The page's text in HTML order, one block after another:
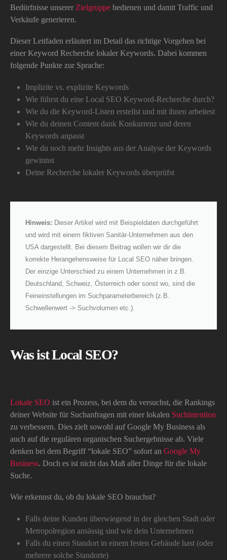
Bedürfnisse unserer Zielgruppe bedienen und damit Traffic und
Verkäufe generieren.
Dieser Leitfaden erläutert im Detail das richtige Vorgehen bei
einer Keyword Recherche lokaler Keywords. Dabei kommen
folgende Punkte zur Sprache:
Implizite vs. explizite Keywords
Wie führst du eine Local SEO Keyword-Recherche durch?
Wie du die Keyword-Listen erstellst und mit ihnen arbeitest
Wie du deinen Content dank Konkurrenz und deren
Keywords anpasst
Wie du noch mehr Insights aus der Analyse der Keywords
gewinnst
Deine Recherche lokaler Keywords überprüfst
Hinweis: Dieser Artikel wird mit Beispieldaten durchgeführt
und wird mit einem fiktiven Sanitär-Unternehmen aus den
USA dargestellt. Bei diesem Beitrag wollen wir dir die
korrekte Herangehensweise für Local SEO näher bringen.
Der einzige Unterschied zu einem Unternehmen in z.B.
Deutschland, Schweiz, Österreich oder sonst wo, sind die
Feineinstellungen im Suchparameterbereich (z.B.
Schwellenwert -> Suchvolumen etc.).
Was ist Local SEO?
Lokale SEO ist ein Prozess, bei dem du versuchst, die Rankings
deiner Website für Suchanfragen mit einer lokalen Suchintention
zu verbessern. Dies zielt sowohl auf Google My Business als
auch auf die regulären organischen Suchergebnisse ab. Viele
denken bei dem Begriff “lokale SEO” sofort an Google My
Business. Doch es ist nicht das Maß aller Dinge für die lokale
Suche.
Wie erkennst du, ob du lokale SEO brauchst?
Falls deine Kunden überwiegend in der gleichen Stadt oder
Metropolregion ansässig sind wie dein Unternehmen
Falls du einen Standort in einem festen Gebäude hast (oder
mehrere solche Standorte)